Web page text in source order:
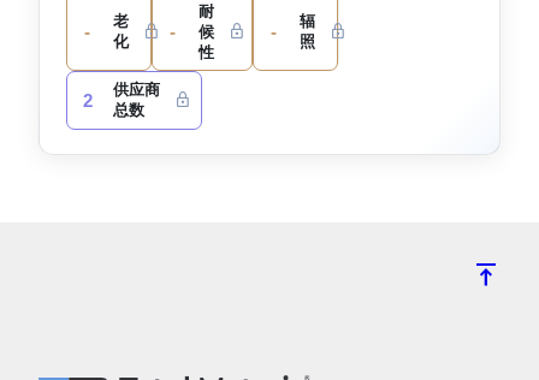
-
老
化
-
耐
候
性
-
辐
照
2
供应商
总数
vertical_align_top